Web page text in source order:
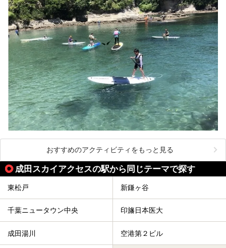
おすすめのアクティビティをもっと見る
成田スカイアクセスの駅から同じテーマで探す
東松戸 新鎌ヶ谷
千葉ニュータウン中央 印旛日本医大
成田湯川 空港第２ビル